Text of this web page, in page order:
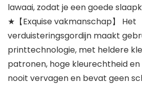
lawaai, zodat je een goede
★【Exquise vakmanschap】 Het
verduisteringsgordijn maakt
printtechnologie, met heldere
patronen, hoge kleurechtheid
nooit vervagen en bevat geen